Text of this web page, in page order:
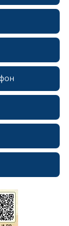
erid: 2SDnjcrDNw6
erid: 2SDnjdPjgYS